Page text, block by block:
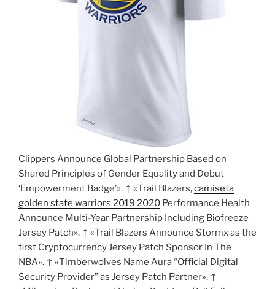
Clippers Announce Global Partnership Based on
Shared Principles of Gender Equality and Debut
‘Empowerment Badge’». ↑ «Trail Blazers,camiseta
golden state warriors 2019 2020 Performance Health
Announce Multi-Year Partnership Including Biofreeze
Jersey Patch». ↑ «Trail Blazers Announce Stormx as the
first Cryptocurrency Jersey Patch Sponsor In The
NBA». ↑ «Timberwolves Name Aura “Official Digital
Security Provider” as Jersey Patch Partner». ↑